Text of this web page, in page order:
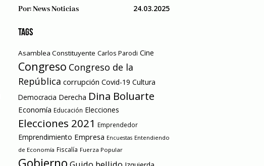
Por:News Noticias 24.03.2025
TAGS
Asamblea Constituyente Carlos Parodi Cine
Congreso Congreso de la
República corrupción Covid-19 Cultura
Democracia Derecha Dina Boluarte
Economía Educación Elecciones
Elecciones 2021 Emprendedor
Emprendimiento Empresa Encuestas Entendiendo
de Economía Fiscalía Fuerza Popular